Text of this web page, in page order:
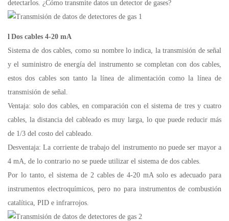
detectarlos. ¿Cómo transmite datos un detector de gases?
l Dos cables 4-20 mA
Sistema de dos cables, como su nombre lo indica, la transmisión de señal
y el suministro de energía del instrumento se completan con dos cables,
estos dos cables son tanto la línea de alimentación como la línea de
transmisión de señal.
Ventaja: solo dos cables, en comparación con el sistema de tres y cuatro
cables, la distancia del cableado es muy larga, lo que puede reducir más
de 1/3 del costo del cableado.
Desventaja: La corriente de trabajo del instrumento no puede ser mayor a
4 mA, de lo contrario no se puede utilizar el sistema de dos cables.
Por lo tanto, el sistema de 2 cables de 4-20 mA solo es adecuado para
instrumentos electroquímicos, pero no para instrumentos de combustión
catalítica, PID e infrarrojos.